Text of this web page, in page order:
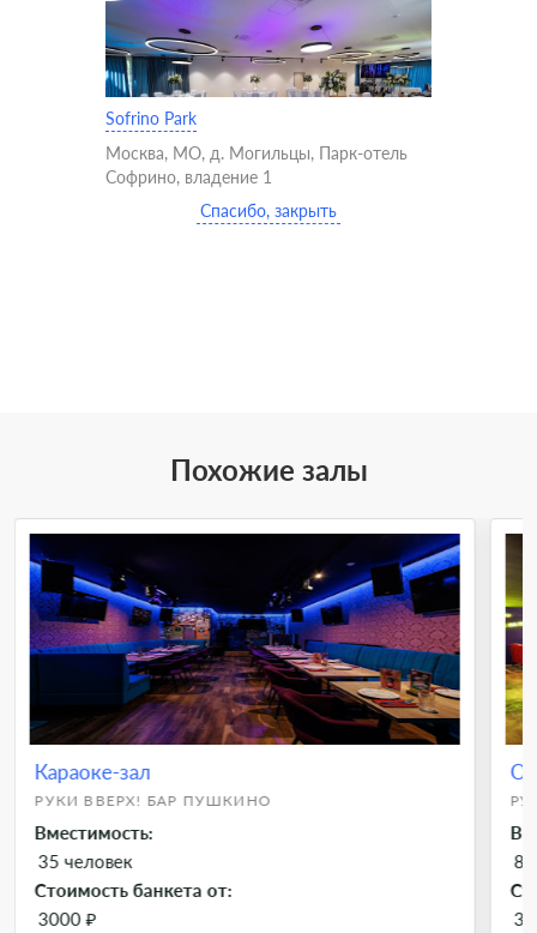
Sofrino Park
Москва, МО, д. Могильцы, Парк-отель
Софрино, владение 1
Спасибо, закрыть
Похожие залы
Караоке-зал
РУКИ ВВЕРХ! БАР ПУШКИНО
Вместимость:
35 человек
Стоимость банкета от:
3000 ₽